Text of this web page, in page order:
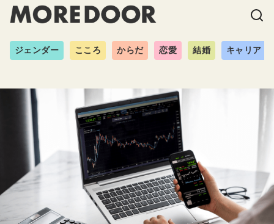
ジェンダー こころ からだ 恋愛 結婚 キャリア